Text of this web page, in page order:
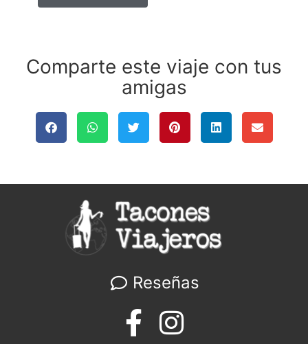
Comparte este viaje con tus
amigas
Reseñas